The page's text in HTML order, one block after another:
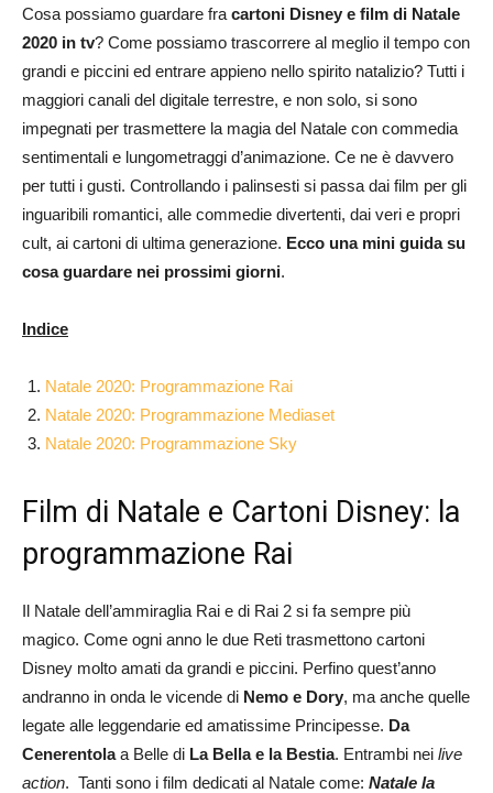
Cosa possiamo guardare fra cartoni Disney e film di Natale
2020 in tv? Come possiamo trascorrere al meglio il tempo con
grandi e piccini ed entrare appieno nello spirito natalizio? Tutti i
maggiori canali del digitale terrestre, e non solo, si sono
impegnati per trasmettere la magia del Natale con commedia
sentimentali e lungometraggi d’animazione. Ce ne è davvero
per tutti i gusti. Controllando i palinsesti si passa dai film per gli
inguaribili romantici, alle commedie divertenti, dai veri e propri
cult, ai cartoni di ultima generazione. Ecco una mini guida su
cosa guardare nei prossimi giorni.
Indice
Natale 2020: Programmazione Rai
Natale 2020: Programmazione Mediaset
Natale 2020: Programmazione Sky
Film di Natale e Cartoni Disney: la
programmazione Rai
Il Natale dell’ammiraglia Rai e di Rai 2 si fa sempre più
magico. Come ogni anno le due Reti trasmettono cartoni
Disney molto amati da grandi e piccini. Perfino quest’anno
andranno in onda le vicende di Nemo e Dory, ma anche quelle
legate alle leggendarie ed amatissime Principesse. Da
Cenerentolaa Belle di La Bella e la Bestia. Entrambi nei live
action. Tanti sono i film dedicati al Natale come: Natale la